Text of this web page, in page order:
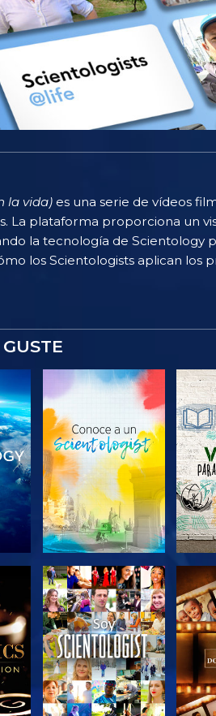
la vida) es una serie de vídeos
La plataforma proporciona un
la tecnología de Scientology
los Scientologists aplican los
EXPLORA LAS
SERIES